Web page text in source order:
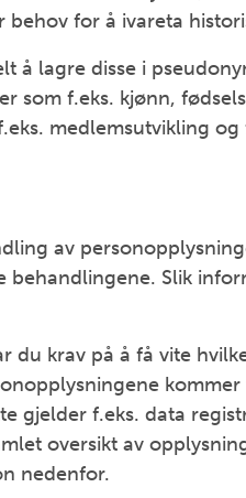
for å ivareta
å lagre disse i
som f.eks. kjønn,
medlemsutvikling
av
Slik
du krav på å få vite
gjelder f.eks. data
oversikt av
nedenfor.